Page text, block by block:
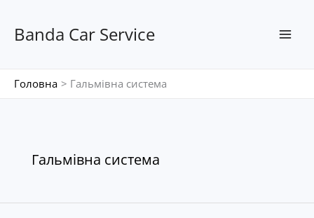
вмістуBanda Car Service
Головна Гальмівна система
Гальмівна система